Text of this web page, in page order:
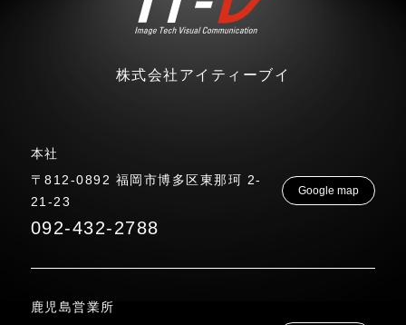
株式会社アイティーブイ
本社
〒812-0892 福岡市博多区東那珂 2-
21-23
Google map
092-432-2788
鹿児島営業所